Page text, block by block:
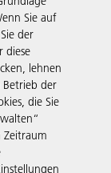
Sie auf
der
diese
lehnen
Betrieb der
die Sie